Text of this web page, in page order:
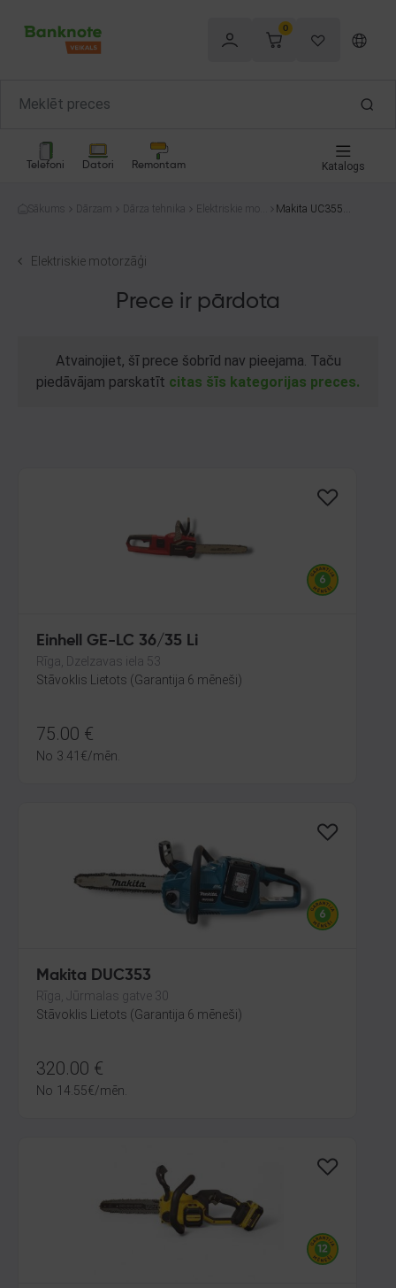
0
Telefoni Datori Remontam Katalogs
Sākums Dārzam Dārza tehnika
Elektriskie mot
Makita UC3551
Elektriskie motorzāģi
Prece ir pārdota
Atvainojiet, šī prece šobrīd nav pieejama. Taču
piedāvājam parskatīt citas šīs kategorijas preces.
Einhell GE-LC 36/35 Li
Rīga, Dzelzavas iela 53
Stāvoklis Lietots (Garantija 6 mēneši)
75.00 €
No 3.41 €/mēn.
Makita DUC353
Rīga, Jūrmalas gatve 30
Stāvoklis Lietots (Garantija 6 mēneši)
320.00 €
No 14.55€/mēn.